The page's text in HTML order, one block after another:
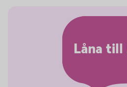
Låna till